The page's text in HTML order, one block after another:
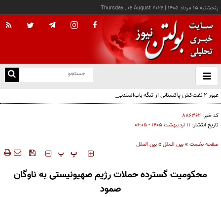
پنجشنبه ۱۵ مرداد ۱۴۰۵ |
Thursday , 06 August 2026
باز
و
عبور ۲ نفت‌کش پاکستانی از تنگه باب‌المندب
کد خبر: ۸۸۶۳۶۲
تاریخ انتشار: ۱۱ ارديبهشت ۱۴۰۵ - ۰۶:۰۵
صفحه نخست »بین الملل »بین الملل
‍‍‍ پ پ
محکومیت گسترده حملات رژیم صهیونیستی به ناوگان
صمود